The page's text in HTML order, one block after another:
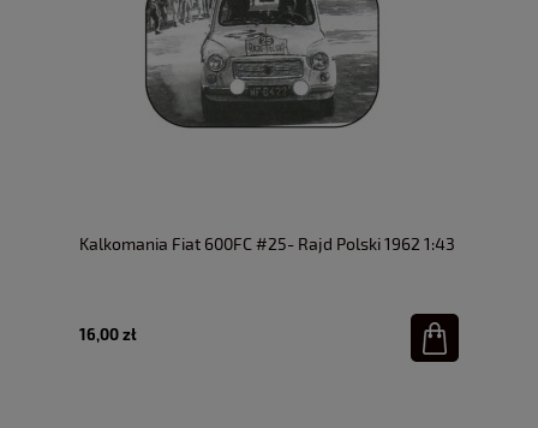
Kalkomania Fiat 600FC #25- Rajd Polski 1962 1:43
16,00 zł